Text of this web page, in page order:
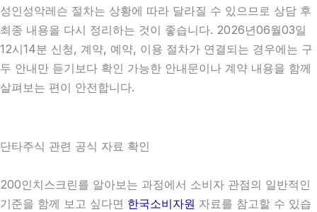
성인성악레슨 절차는 상황에 따라 달라질 수 있으므로 상담 후
최종 내용을 다시 정리하는 것이 좋습니다. 2026년06월03일
12시14분 신청, 계약, 예약, 이용 절차가 연결되는 경우에는 구
두 안내만 듣기보다 확인 가능한 안내문이나 계약 내용을 함께
살펴보는 편이 안전합니다.
단타주식 관련 공식 자료 확인
200인치스크린를 알아보는 과정에서 소비자 관점의 일반적인
기준을 함께 보고 싶다면 한국소비자원 자료를 참고할 수 있습